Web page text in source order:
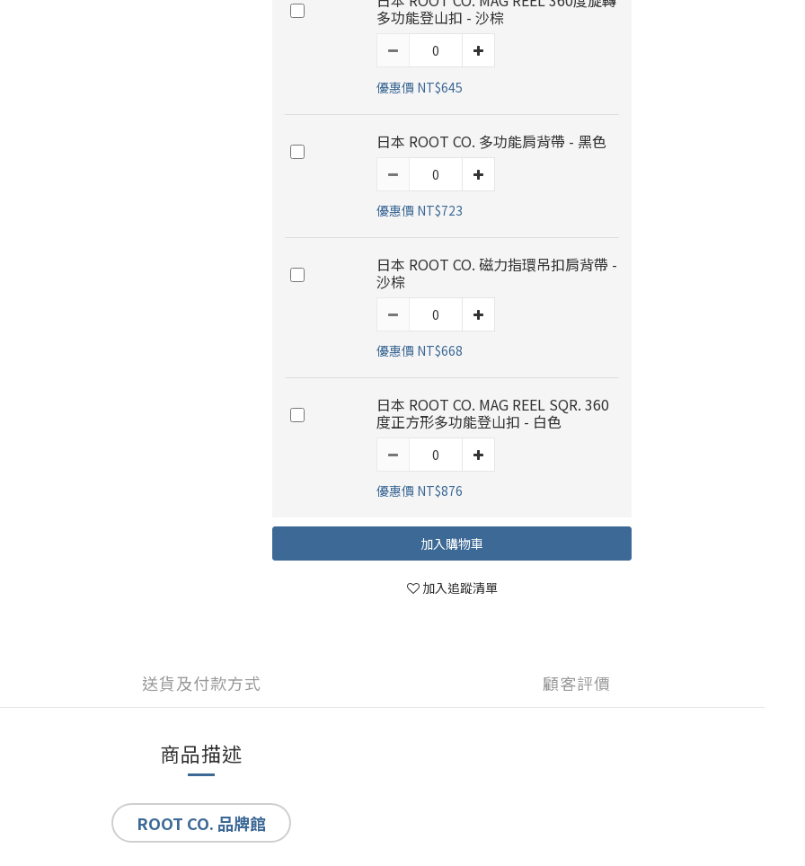
多功能登山扣 - 沙棕
優惠價 NT$645
日本 ROOT CO. 多功能肩背帶 - 黑色
優惠價 NT$723
日本 ROOT CO. 磁力指環吊扣肩背帶 -
沙棕
優惠價 NT$668
日本 ROOT CO. MAG REEL SQR. 360
度正方形多功能登山扣 - 白色
優惠價 NT$876
加入購物車
加入追蹤清單
送貨及付款方式 顧客評價
商品描述
ROOT CO. 品牌館